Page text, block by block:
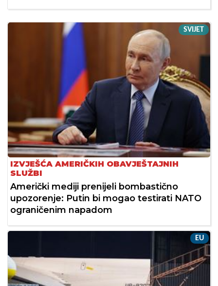
SVIJET
IZVJEŠĆA AMERIČKIH OBAVJEŠTAJNIH
SLUŽBI
Američki mediji prenijeli bombastično
upozorenje: Putin bi mogao testirati NATO
ograničenim napadom
EU